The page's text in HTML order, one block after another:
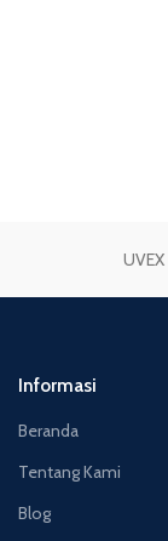
UVEX
Informasi
Beranda
Tentang Kami
Blog